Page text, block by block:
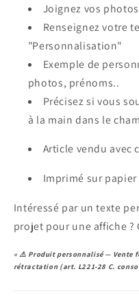
Joignez vos
Renseignez votre
"Personnalisation"
Exemple de
photos, prénoms..
Précisez si vous
à la main dans le
Article vendu avec
Imprimé sur papier
Intéressé par un texte
projet pour une affiche ?
« ⚠️ Produit personnalisé — Vente
rétractation (art. L221-28 C.